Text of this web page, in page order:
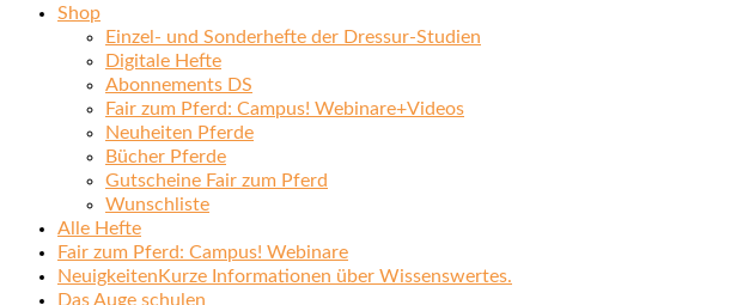
Shop
Einzel- und Sonderhefte der Dressur-Studien
Digitale Hefte
Abonnements DS
Fair zum Pferd: Campus! Webinare+Videos
Neuheiten Pferde
Bücher Pferde
Gutscheine Fair zum Pferd
Wunschliste
Alle Hefte
Fair zum Pferd: Campus! Webinare
Neuigkeiten Kurze Informationen über Wissenswertes.
Das Auge schulen